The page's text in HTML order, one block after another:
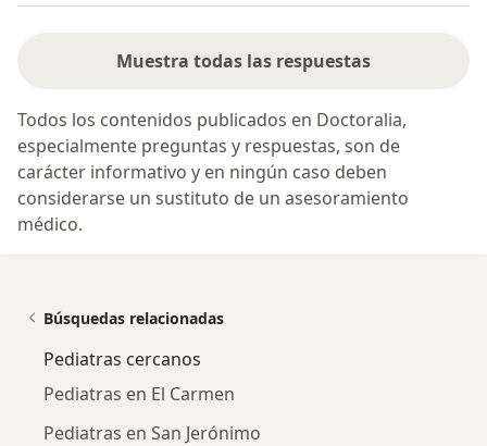
Muestra todas las respuestas
Todos los contenidos publicados en Doctoralia,
especialmente preguntas y respuestas, son de
carácter informativo y en ningún caso deben
considerarse un sustituto de un asesoramiento
médico.
Búsquedas relacionadas
Pediatras cercanos
Pediatras en El Carmen
Pediatras en San Jerónimo